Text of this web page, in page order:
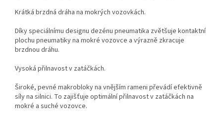
Krátká brzdná dráha na mokrých vozovkách.
Díky speciálnímu designu dezénu pneumatika zvětšuje kontaktní
plochu pneumatiky na mokré vozovce a výrazně zkracuje
brzdnou dráhu.
Vysoká přilnavost v zatáčkách.
Široké, pevné makrobloky na vnějším rameni převádí efektivně
síly na silnici. To zajišťuje optimální přilnavost v zatáčkách na
mokré a suché vozovce.